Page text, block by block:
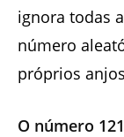
ignora todas
número
próprios
O número